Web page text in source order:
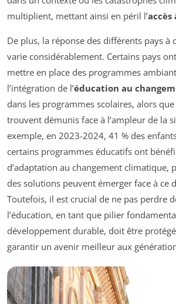
multiplient, mettant ainsi en péril l’accès
De plus, la réponse des différents pays à
varie considérablement. Certains pays
mettre en place des programmes
l’intégration de l’éducation au
dans les programmes scolaires, alors que
trouvent démunis face à l’ampleur de la
exemple, en 2023-2024, 41 % des
certains programmes éducatifs ont
d’adaptation au changement climatique,
des solutions peuvent émerger face à ce
Toutefois, il est crucial de ne pas perdre
l’éducation, en tant que pilier
développement durable, doit être
garantir un avenir meilleur aux